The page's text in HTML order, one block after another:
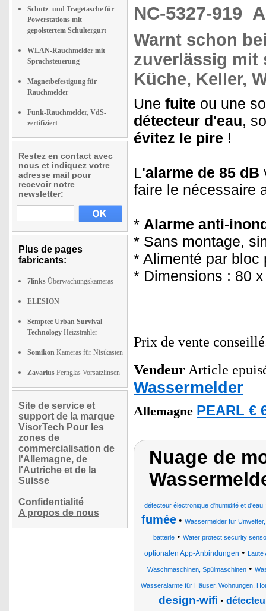
Schutz- und Tragetasche für
Powerstations mit
gepolstertem Schultergurt
WLAN-Rauchmelder mit
Sprachsteuerung
Magnetbefestigung für
Rauchmelder
Funk-Rauchmelder, VdS-
zertifiziert
Restez en contact avec
nous et indiquez votre
adresse mail pour
recevoir notre
newsletter:
Plus de pages
fabricants:
7links Überwachungskameras
ELESION
Semptec Urban Survival
Technology Heizstrahler
Somikon Kameras für Nistkasten
Zavarius Fernglas Vorsatzlinsen
Site de service et
support de la marque
VisorTech Pour les
zones de
commercialisation de
l'Allemagne, de
l'Autriche et de la
Suisse
Confidentialité
A propos de nous
NC-5327-919
Warnt schon
zuverlässig mit
Küche, Keller,
Une fuite ou une
détecteur d'eau,
évitez le pire !
L'alarme de 85 dB
faire le nécessaire
* Alarme anti-
* Sans montage,
* Alimenté par bloc
* Dimensions : 80
Prix de vente
Vendeur Article
Wassermelder
Allemagne PEARL €
Nuage de
détecteur électronique d'humidité et d'eau
fumée • Wassermelder für
batterie• Water protect security
optionalen App-Anbindungen • Laute
Waschmaschinen, Spülmaschinen •
Wasseralarme für Häuser, Wohnungen,
design-wifi •